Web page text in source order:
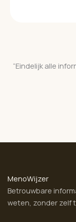
“Eindelijk alle
MenoWijzer
Betrouwbare
weten, zonder zelf